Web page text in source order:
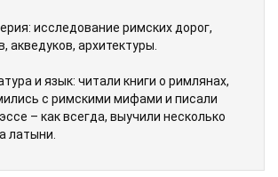
исследование римских дорог,
акведуков, архитектуры.
и язык: читали книги о римлянах,
с римскими мифами и писали
– как всегда, выучили несколько
латыни.